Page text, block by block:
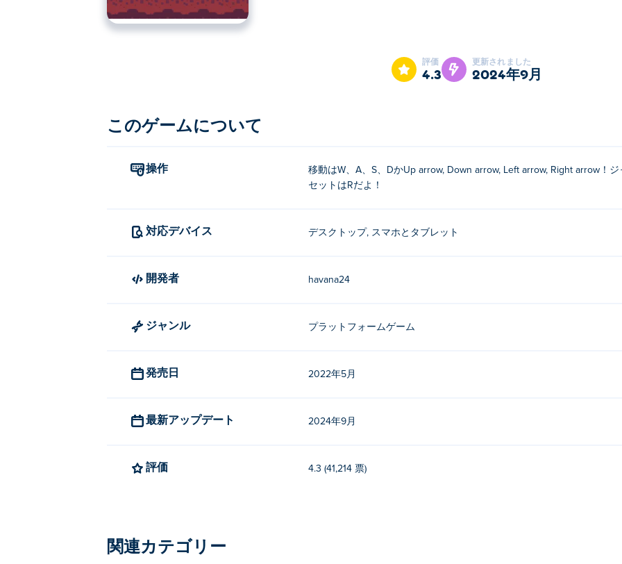
ここでTired to Fall. Tired to Fallはパズルゲームのおすすめゲームです。
評価
4.3
更新されました
2024年9月
このゲームについて
操作
移動はW、A、S、DかUp arrow, Down arrow, Left arrow, Right arrow！
セットはRだよ！
対応デバイス デスクトップ, スマホとタブレット
開発者 havana24
ジャンル プラットフォームゲーム
発売日 2022年5月
最新アップデート 2024年9月
評価 4.3 (41,214 票)
関連カテゴリー